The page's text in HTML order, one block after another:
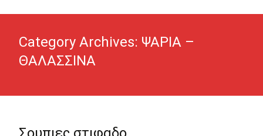
Category Archives: ΨΑΡΙΑ –
ΘΑΛΑΣΣΙΝΑ